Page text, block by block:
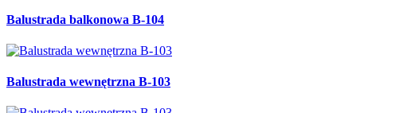
Balustrada balkonowa B-104
Balustrada wewnętrzna B-103